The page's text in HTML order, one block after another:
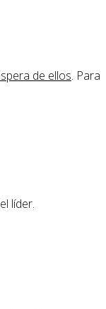
de ellos. Para
líder.